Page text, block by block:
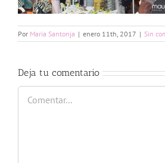
Por Maria Santonja | enero 11th, 2017 | Sin
Deja tu comentario
Comentar